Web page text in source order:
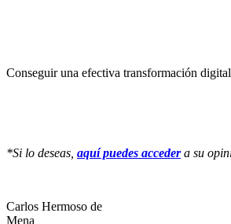
Conseguir una efectiva transformación
*Si lo deseas, aquí puedes acceder a su
Carlos Hermoso de
Mena